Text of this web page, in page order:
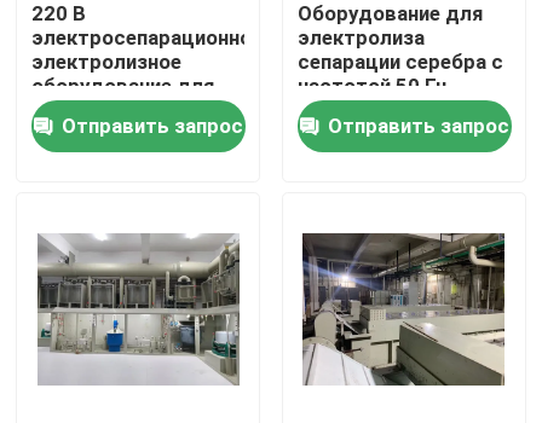
Продукты
О нас
Проверка качества
Свяжитесь мы
220 В
электросепарационное
электролизное
оборудование для
сепарации серебра
мощностью 10 кг
Отправить запрос
Оборудование для
электролиза
сепарации серебра с
частотой 50 Гц
Отправить запрос